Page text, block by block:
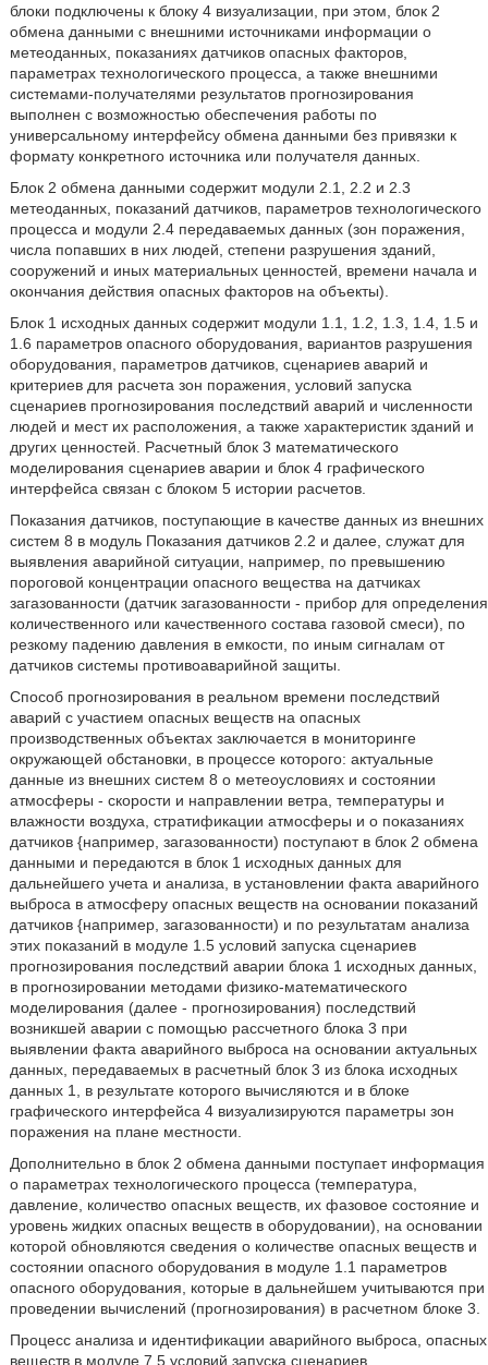
блоки подключены к блоку 4 визуализации, при этом, блок 2
обмена данными с внешними источниками информации о
метеоданных, показаниях датчиков опасных факторов,
параметрах технологического процесса, а также внешними
системами-получателями результатов прогнозирования
выполнен с возможностью обеспечения работы по
универсальному интерфейсу обмена данными без привязки к
формату конкретного источника или получателя данных.
Блок 2 обмена данными содержит модули 2.1, 2.2 и 2.3
метеоданных, показаний датчиков, параметров технологического
процесса и модули 2.4 передаваемых данных (зон поражения,
числа попавших в них людей, степени разрушения зданий,
сооружений и иных материальных ценностей, времени начала и
окончания действия опасных факторов на объекты).
Блок 1 исходных данных содержит модули 1.1, 1.2, 1.3, 1.4, 1.5 и
1.6 параметров опасного оборудования, вариантов разрушения
оборудования, параметров датчиков, сценариев аварий и
критериев для расчета зон поражения, условий запуска
сценариев прогнозирования последствий аварий и численности
людей и мест их расположения, а также характеристик зданий и
других ценностей. Расчетный блок 3 математического
моделирования сценариев аварии и блок 4 графического
интерфейса связан с блоком 5 истории расчетов.
Показания датчиков, поступающие в качестве данных из внешних
систем 8 в модуль Показания датчиков 2.2 и далее, служат для
выявления аварийной ситуации, например, по превышению
пороговой концентрации опасного вещества на датчиках
загазованности (датчик загазованности - прибор для определения
количественного или качественного состава газовой смеси), по
резкому падению давления в емкости, по иным сигналам от
датчиков системы противоаварийной защиты.
Способ прогнозирования в реальном времени последствий
аварий с участием опасных веществ на опасных
производственных объектах заключается в мониторинге
окружающей обстановки, в процессе которого: актуальные
данные из внешних систем 8 о метеоусловиях и состоянии
атмосферы - скорости и направлении ветра, температуры и
влажности воздуха, стратификации атмосферы и о показаниях
датчиков {например, загазованности) поступают в блок 2 обмена
данными и передаются в блок 1 исходных данных для
дальнейшего учета и анализа, в установлении факта аварийного
выброса в атмосферу опасных веществ на основании показаний
датчиков {например, загазованности) и по результатам анализа
этих показаний в модуле 1.5 условий запуска сценариев
прогнозирования последствий аварии блока 1 исходных данных,
в прогнозировании методами физико-математического
моделирования (далее - прогнозирования) последствий
возникшей аварии с помощью рассчетного блока 3 при
выявлении факта аварийного выброса на основании актуальных
данных, передаваемых в расчетный блок 3 из блока исходных
данных 1, в результате которого вычисляются и в блоке
графического интерфейса 4 визуализируются параметры зон
поражения на плане местности.
Дополнительно в блок 2 обмена данными поступает информация
о параметрах технологического процесса (температура,
давление, количество опасных веществ, их фазовое состояние и
уровень жидких опасных веществ в оборудовании), на основании
которой обновляются сведения о количестве опасных веществ и
состоянии опасного оборудования в модуле 1.1 параметров
опасного оборудования, которые в дальнейшем учитываются при
проведении вычислений (прогнозирования) в расчетном блоке 3.
Процесс анализа и идентификации аварийного выброса, опасных
веществ в модуле 7.5 условий запуска сценариев